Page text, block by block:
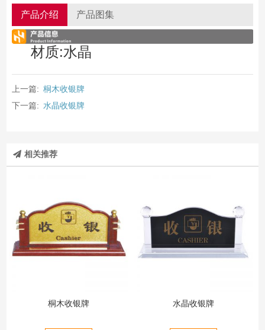
产品介绍 产品图集
材质:水晶
上一篇: 桐木收银牌
下一篇: 水晶收银牌
相关推荐
桐木收银牌 水晶收银牌